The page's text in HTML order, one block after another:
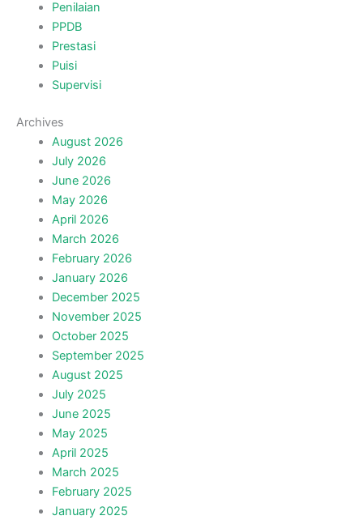
Penilaian
PPDB
Prestasi
Puisi
Supervisi
Archives
August 2026
July 2026
June 2026
May 2026
April 2026
March 2026
February 2026
January 2026
December 2025
November 2025
October 2025
September 2025
August 2025
July 2025
June 2025
May 2025
April 2025
March 2025
February 2025
January 2025